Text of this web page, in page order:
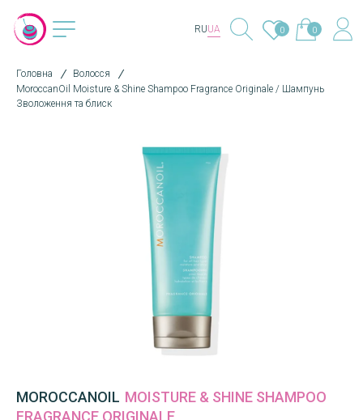
RUUA 0 0
Головна
Волосся
MoroccanOil Moisture & Shine Shampoo Fragrance Originale / Шампунь
Зволоження та блиск
MOROCCANOIL MOISTURE & SHINE SHAMPOO
FRAGRANCE ORIGINALE